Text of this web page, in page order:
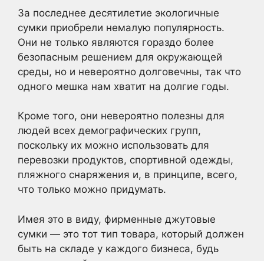
За последнее десятилетие экологичные
сумки приобрели немалую популярность.
Они не только являются гораздо более
безопасным решением для окружающей
среды, но и невероятно долговечны, так что
одного мешка нам хватит на долгие годы.
Кроме того, они невероятно полезны для
людей всех демографических групп,
поскольку их можно использовать для
перевозки продуктов, спортивной одежды,
пляжного снаряжения и, в принципе, всего,
что только можно придумать.
Имея это в виду, фирменные джутовые
сумки — это тот тип товара, который должен
быть на складе у каждого бизнеса, будь